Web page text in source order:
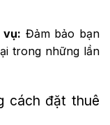
vụ: Đảm bảo bạn
trong những lần
cách đặt thuê